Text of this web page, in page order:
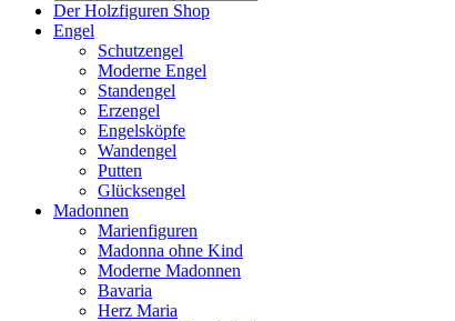
Der Holzfiguren Shop
Engel
Schutzengel
Moderne Engel
Standengel
Erzengel
Engelsköpfe
Wandengel
Putten
Glücksengel
Madonnen
Marienfiguren
Madonna ohne Kind
Moderne Madonnen
Bavaria
Herz Maria